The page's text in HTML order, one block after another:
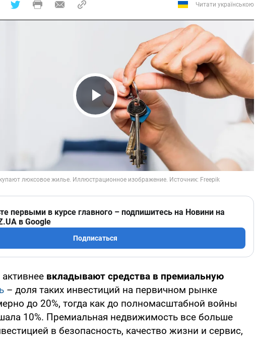
Читати українською
Play Video
первыми в курсе главного – подпишитесь на Новини на
в Google
Подписаться
вкладывают средства в премиальную
– доля таких инвестиций на первичном рынке
до 20%, тогда как до полномасштабной войны
10%. Премиальная недвижимость все больше
в безопасность, качество жизни и сервис,